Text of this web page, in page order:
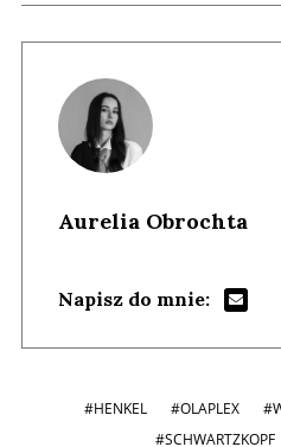
Aurelia Obrochta
Napisz do mnie:
#HENKEL #OLAPLEX
#SCHWARTZKOPF